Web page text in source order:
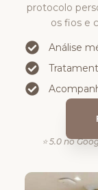
protocolo
os fios e
Análise
⭐ 5.0 no